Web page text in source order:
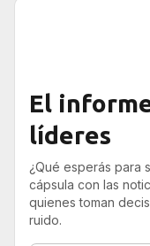
El
líderes
¿Qué esperás para
cápsula con las
quienes toman
ruido.